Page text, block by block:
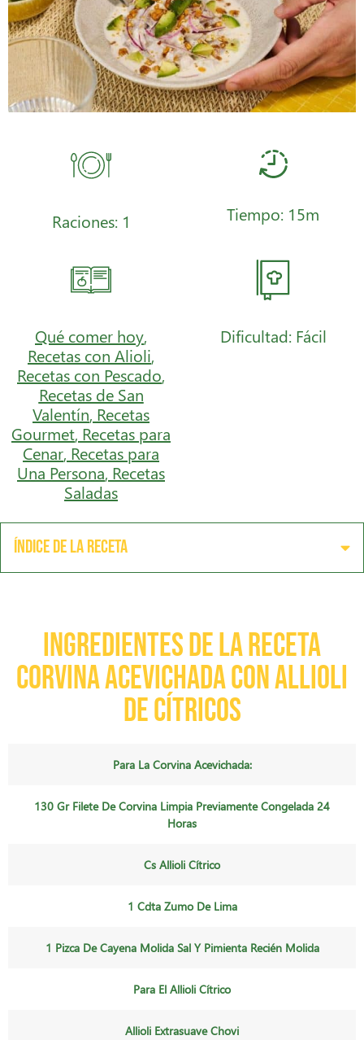
Raciones: 1 Tiempo: 15m
Qué comer hoy,
Recetas con Alioli,
Recetas con Pescado,
Recetas de San
Valentín, Recetas
Gourmet, Recetas para
Cenar, Recetas para
Una Persona, Recetas
Saladas
Dificultad: Fácil
Índice de la receta
Ingredientes de la receta
Corvina acevichada con allioli
de cítricos
Para La Corvina Acevichada:
130 Gr Filete De Corvina Limpia Previamente Congelada 24
Horas
Cs Allioli Cítrico
1 Cdta Zumo De Lima
1 Pizca De Cayena Molida Sal Y Pimienta Recién Molida
Para El Allioli Cítrico
Allioli Extrasuave Chovi